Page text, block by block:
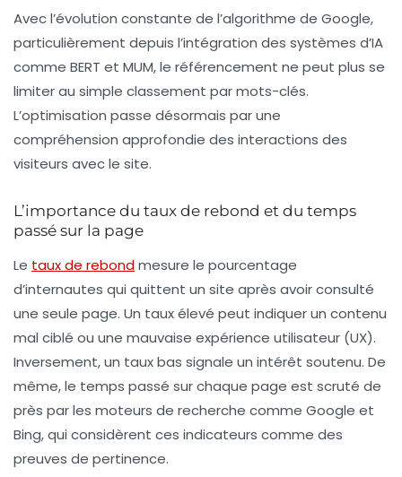
Avec l’évolution constante de l’algorithme de Google,
particulièrement depuis l’intégration des systèmes d’IA
comme BERT et MUM, le référencement ne peut plus se
limiter au simple classement par mots-clés.
L’optimisation passe désormais par une
compréhension approfondie des interactions des
visiteurs avec le site.
L’importance du taux de rebond et du temps
passé sur la page
Le taux de rebondmesure le pourcentage
d’internautes qui quittent un site après avoir consulté
une seule page. Un taux élevé peut indiquer un contenu
mal ciblé ou une mauvaise expérience utilisateur (UX).
Inversement, un taux bas signale un intérêt soutenu. De
même, le temps passé sur chaque page est scruté de
près par les moteurs de recherche comme Google et
Bing, qui considèrent ces indicateurs comme des
preuves de pertinence.